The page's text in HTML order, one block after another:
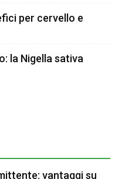
per cervello e
la Nigella sativa
vantaggi su